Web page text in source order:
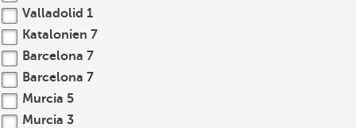
Valladolid 1
Katalonien 7
Barcelona 7
Barcelona 7
Murcia 5
Murcia 3